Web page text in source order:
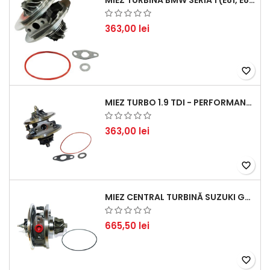
363,00 lei
favorite_border
MIEZ TURBO 1.9 TDI - PERFORMANȚĂ FIABILĂ PENTRU AUDI, SEAT, SKODA ȘI VW
363,00 lei
favorite_border
MIEZ CENTRAL TURBINĂ SUZUKI GRAND ESCUDO II 1.9 DDIS TRACȚIUNE INTEGRALĂ - MOTORIZARE 1.9L, 95 KW (129 CP)
665,50 lei
favorite_border